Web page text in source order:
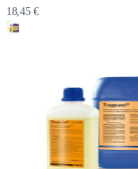
18,45 €